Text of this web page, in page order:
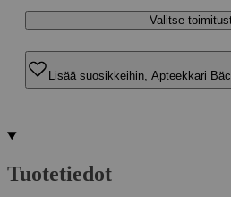
Valitse
Lisää suosikkeihin, Apteekkari
Tuotetiedot